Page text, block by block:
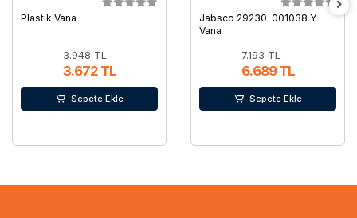
Plastik Vana
3.948 TL
3.672 TL
Sepete Ekle
Jabsco 29230-001038 Y
Vana
7.193 TL
6.689 TL
Sepete Ekle